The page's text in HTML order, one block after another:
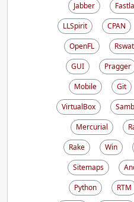
Jabber
LLSpirit
CPAN
OpenFL
GUI
Pragger
Mobile
Git
VirtualBox
Mercurial
Rake
Win
Sitemaps
Python
RTM